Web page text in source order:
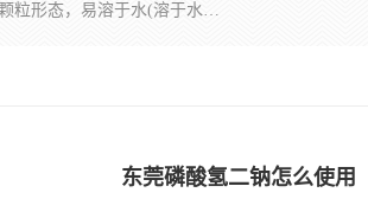
氢氧化钠化学式为NaOH，为一种具有很强腐蚀性的强碱，一般为片状或颗粒形态，易溶于水(溶于水时放热)并形成碱性溶液，另有潮解性，易吸取空气中的水蒸气(潮解)和(变质)。NaOH是化学实验室其中一种必备的化学品，亦为常见的化工品之一。纯品是无色透明的晶体。密度2.130g/cm3。熔点318.4℃。沸点1390℃。工业品含有少量的氯化和碳酸，是白色不透明的晶体。
东莞磷酸氢二钠怎么使用